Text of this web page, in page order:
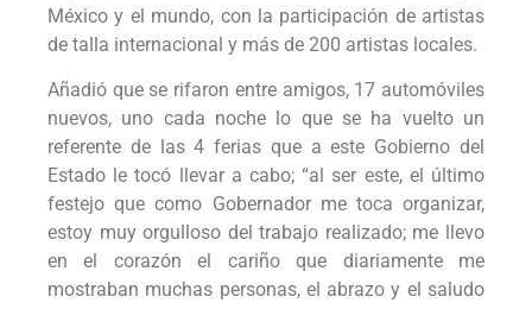
México y el mundo, con la participación de artistas
de talla internacional y más de 200 artistas locales.
Añadió que se rifaron entre amigos, 17 automóviles
nuevos, uno cada noche lo que se ha vuelto un
referente de las 4 ferias que a este Gobierno del
Estado le tocó llevar a cabo; “al ser este, el último
festejo que como Gobernador me toca organizar,
estoy muy orgulloso del trabajo realizado; me llevo
en el corazón el cariño que diariamente me
mostraban muchas personas, el abrazo y el saludo